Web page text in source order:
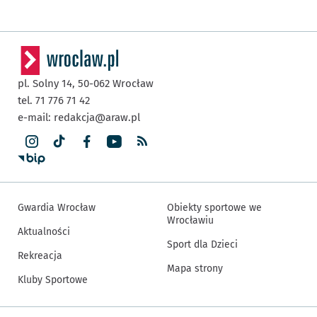
pl. Solny 14, 50-062 Wrocław
tel. 71 776 71 42
e-mail: redakcja@araw.pl
Gwardia Wrocław
Aktualności
Rekreacja
Kluby Sportowe
Obiekty sportowe we
Wrocławiu
Sport dla Dzieci
Mapa strony